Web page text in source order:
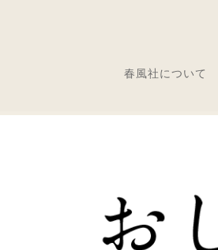
春風社について